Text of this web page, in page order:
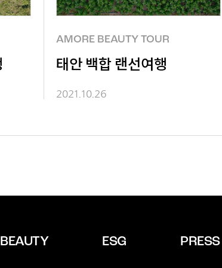
AMORE BEAUTY TOUR
태안 백합 랜선여행
2021.10.26
ESG PRESS